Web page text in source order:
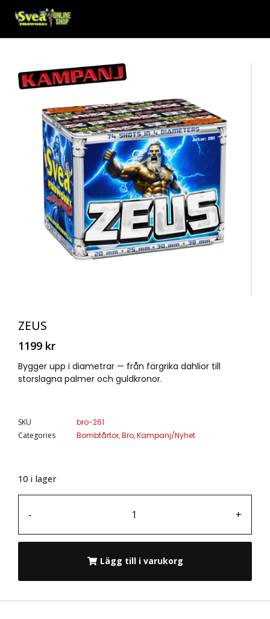
ZEUS
1199 kr
Bygger upp i diametrar — från färgrika dahlior till
storslagna palmer och guldkronor.
SKU
bro-261
Categories
Bombtårtor,Bro,Kampanj/Nyhet
10 i lager
- +
Lägg till i varukorg